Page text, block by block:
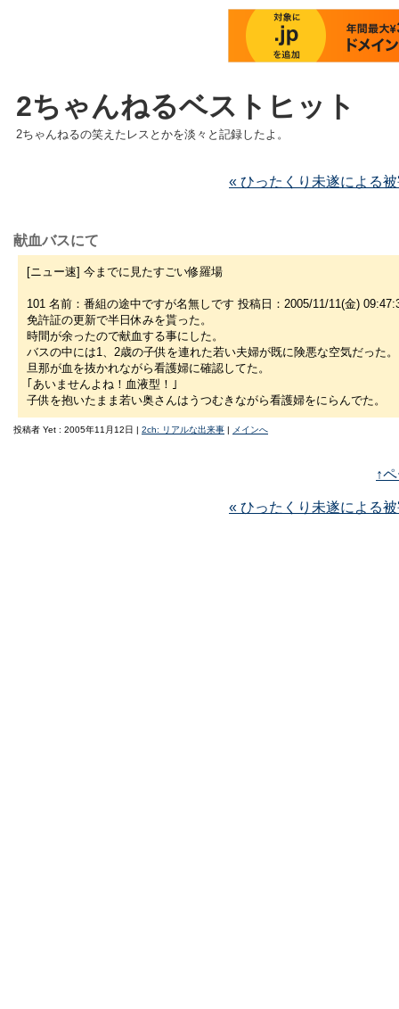
2ちゃんねるベストヒット
2ちゃんねるの笑えたレスとかを淡々と記録したよ。
« ひったくり未遂による
献血バスにて
[ニュー速] 今までに見たすごい修羅場
101 名前：番組の途中ですが名無しです 投稿日：2005/11/11(金)
免許証の更新で半日休みを貰った。
時間が余ったので献血する事にした。
バスの中には1、2歳の子供を連れた若い夫婦が既に険悪な空気だった。
旦那が血を抜かれながら看護婦に確認してた。
｢あいませんよね！血液型！｣
子供を抱いたまま若い奥さんはうつむきながら看護婦をにらんでた。
投稿者 Yet : 2005年11月12日 | 2ch: リアルな出来事 | メインへ
↑
« ひったくり未遂による